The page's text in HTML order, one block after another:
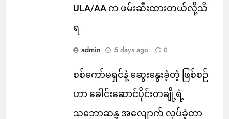
ULA/AA က ဖမ်းဆီးထားတယ်လို့သိ
ရ
admin 5 days ago 0
စစ်ကော်မရှင်နဲ့ ဆွေးနွေးခဲ့တဲ့ ဖြစ်စဉ်
ဟာ ခေါင်းဆောင်ပိုင်းတချို့ရဲ့
သဘောဆန္ဒ အလျောက် လုပ်ခဲ့တာ